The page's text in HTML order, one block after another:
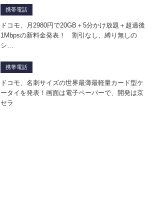
携帯電話
ドコモ、月2980円で20GB＋5分かけ放題＋超過後
1Mbpsの新料金発表！ 割引なし、縛り無しの
シ…
携帯電話
ドコモ、名刺サイズの世界最薄最軽量カード型ケ
ータイを発表！画面は電子ペーパーで、開発は京
セラ